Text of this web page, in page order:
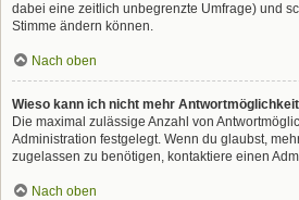
dabei eine zeitlich unbegrenzte Umfrage) und
Stimme ändern können.
Nach oben
Wieso kann ich nicht mehr
Die maximal zulässige Anzahl von
Administration festgelegt. Wenn du glaubst,
zugelassen zu benötigen, kontaktiere einen
Nach oben